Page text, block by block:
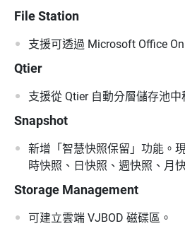
File Station
支援可透過 Microsoft Office
Qtier
支援從 Qtier 自動分層儲存池中
Snapshot
新增「智慧快照保留」功能。
時快照、日快照、週快照、月
Storage Management
可建立雲端 VJBOD 磁碟區。